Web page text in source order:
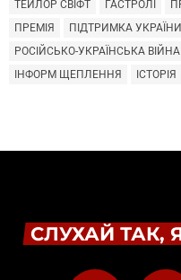
ТЕЙЛОР СВІФТ
ГАСТРОЛІ
ПРЕМІЯ
ПІДТРИМКА УКРАЇНИ
РОСІЙСЬКО-УКРАЇНСЬКА ВІЙНА
ІНФОРМ ЩЕПЛЕННЯ
ІСТОРІЯ
СЛУХАЙ ТАК,